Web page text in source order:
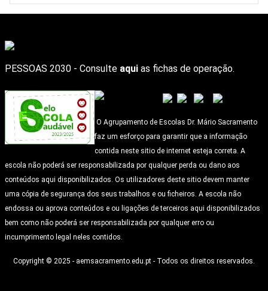
PESSOAS 2030 - Consulte aqui as fichas de operação.
O Agrupamento de Escolas Dr. Mário Sacramento
faz um esforço para garantir que a informação
contida neste sitio de internet esteja correta. A
escola não poderá ser responsabilizada por qualquer perda ou dano aos
conteúdos aqui disponibilizados. Os utilizadores deste sitio devem manter
uma cópia de segurança dos seus trabalhos e ou ficheiros. A escola não
endossa ou aprova conteúdos e ou ligações de terceiros aqui disponibilizados
bem como não poderá ser responsabilizada por qualquer erro ou
incumprimento legal neles contidos.
Copyright © 2025 - aemsacramento.edu.pt - Todos os direitos reservados.